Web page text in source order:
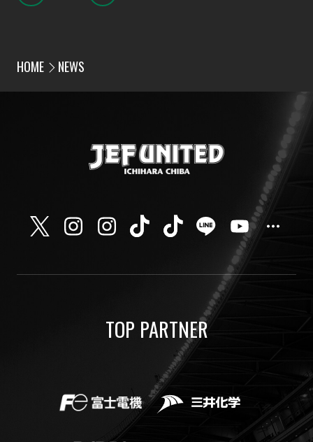
HOME NEWS
TOP PARTNER